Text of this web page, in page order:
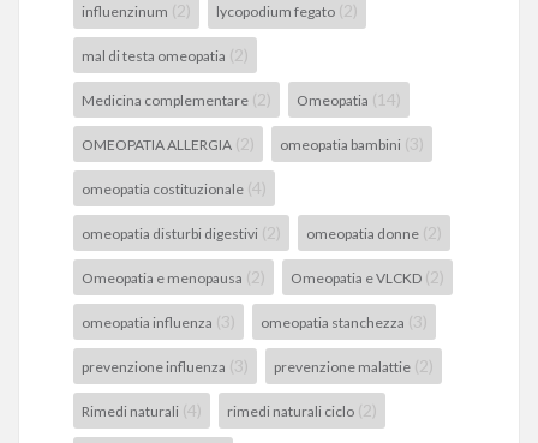
influenzinum (2) lycopodium fegato (2)
mal di testa omeopatia (2)
Medicina complementare (2) Omeopatia (14)
OMEOPATIA ALLERGIA (2) omeopatia bambini (3)
omeopatia costituzionale (4)
omeopatia disturbi digestivi (2) omeopatia donne (2)
Omeopatia e menopausa (2) Omeopatia e VLCKD (2)
omeopatia influenza (3) omeopatia stanchezza (3)
prevenzione influenza (3) prevenzione malattie (2)
Rimedi naturali (4) rimedi naturali ciclo (2)